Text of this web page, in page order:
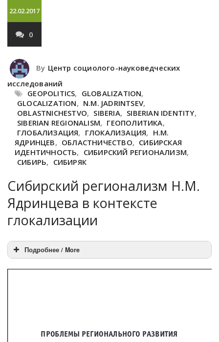
22.02.2017
0
By Центр социолого-науковедческих
исследований
GEOPOLITICS, GLOBALIZATION,
GLOCALIZATION, N.M. JADRINTSEV,
OBLASTNICHESTVO, SIBERIA, SIBERIAN IDENTITY,
SIBERIAN REGIONALISM, ГЕОПОЛИТИКА,
ГЛОБАЛИЗАЦИЯ, ГЛОКАЛИЗАЦИЯ, Н.М.
ЯДРИНЦЕВ, ОБЛАСТНИЧЕСТВО, СИБИРСКАЯ
ИДЕНТИЧНОСТЬ, СИБИРСКИЙ РЕГИОНАЛИЗМ,
СИБИРЬ, СИБИРЯК
Сибирский регионализм Н.М.
Ядринцева в контексте
глокализации
Подробнее / More